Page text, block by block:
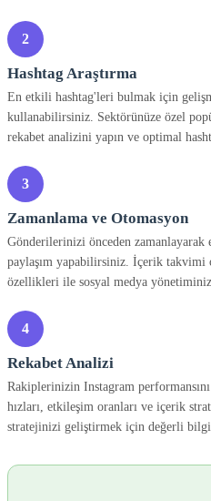
2
Hashtag Araştırma
En etkili hashtag'leri bulmak için
kullanabilirsiniz. Sektörünüze özel
rekabet analizini yapın ve optimal
3
Zamanlama ve Otomasyon
Gönderilerinizi önceden
paylaşım yapabilirsiniz. İçerik takvimi
özellikleri ile sosyal medya
4
Rekabet Analizi
Rakiplerinizin Instagram
hızları, etkileşim oranları ve içerik
stratejinizi geliştirmek için değerli